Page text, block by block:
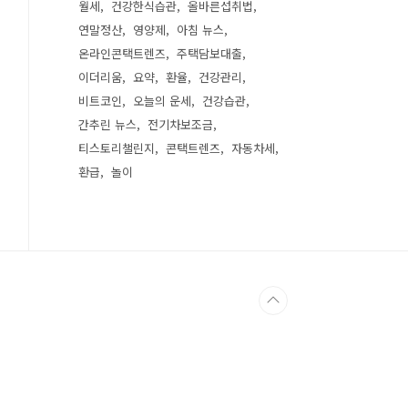
월세
건강한식습관
올바른섭취법
연말정산
영양제
아침 뉴스
온라인콘택트렌즈
주택담보대출
이더리움
요약 환율
건강관리
비트코인
오늘의 운세
건강습관
간추린 뉴스
전기차보조금
티스토리챌린지
콘택트렌즈
자동차세
환급
놀이